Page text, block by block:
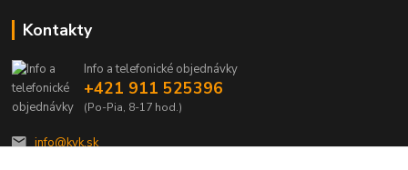
Kontakty
Info a telefonické objednávky
+421 911 525396
(Po-Pia, 8-17 hod.)
info@kvk.sk